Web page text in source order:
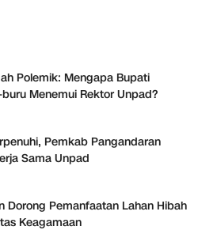
Polemik: Mengapa Bupati
Menemui Rektor Unpad?
Pemkab Pangandaran
Sama Unpad
Dorong Pemanfaatan Lahan Hibah
Keagamaan